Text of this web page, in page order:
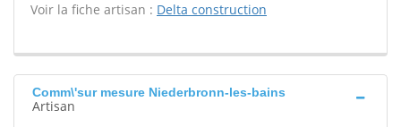
Voir la fiche artisan : Delta construction
Comm\'sur mesure Niederbronn-les-bains
Artisan